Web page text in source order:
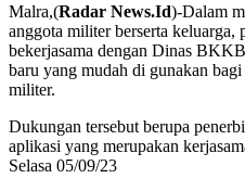
Malra,(Radar News.Id)-Dalam
anggota militer berserta
bekerjasama dengan Dinas
baru yang mudah di gunakan
militer.
Dukungan tersebut berupa
aplikasi yang merupakan
Selasa 05/09/23